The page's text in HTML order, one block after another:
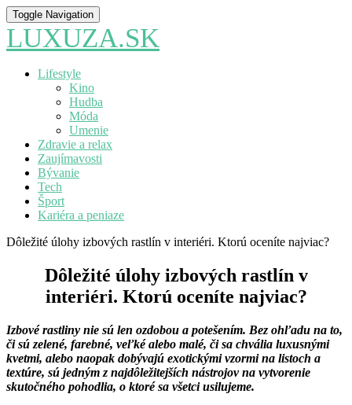
Toggle Navigation
LUXUZA.SK
Lifestyle
Kino
Hudba
Móda
Umenie
Zdravie a relax
Zaujímavosti
Bývanie
Tech
Šport
Kariéra a peniaze
Dôležité úlohy izbových rastlín v interiéri. Ktorú oceníte najviac?
Dôležité úlohy izbových rastlín v
interiéri. Ktorú oceníte najviac?
Izbové rastliny nie sú len ozdobou a potešením. Bez ohľadu na to,
či sú zelené, farebné, veľké alebo malé, či sa chvália luxusnými
kvetmi, alebo naopak dobývajú exotickými vzormi na listoch a
textúre, sú jedným z najdôležitejších nástrojov na vytvorenie
skutočného pohodlia, o ktoré sa všetci usilujeme.